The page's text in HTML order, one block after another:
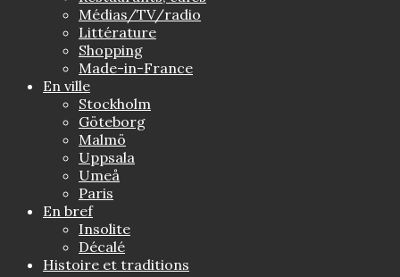
Médias/TV/radio
Littérature
Shopping
Made-in-France
En ville
Stockholm
Göteborg
Malmö
Uppsala
Umeå
Paris
En bref
Insolite
Décalé
Histoire et traditions